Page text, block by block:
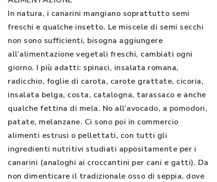
In natura, i canarini mangiano soprattutto semi
freschi e qualche insetto. Le miscele di semi secchi
non sono sufficienti, bisogna aggiungere
all’alimentazione vegetali freschi, cambiati ogni
giorno. I più adatti: spinaci, insalata romana,
radicchio, foglie di carota, carote grattate, cicoria,
insalata belga, costa, catalogna, tarassaco e anche
qualche fettina di mela. No all’avocado, a pomodori,
patate, melanzane. Ci sono poi in commercio
alimenti estrusi o pellettati, con tutti gli
ingredienti nutritivi studiati appositamente per i
canarini (analoghi ai croccantini per cani e gatti). Da
non dimenticare il tradizionale osso di seppia, dove